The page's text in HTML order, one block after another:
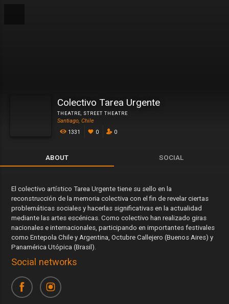
Colectivo Tarea Urgente
THEATRE, STREET THEATRE
Santiago, Chile
1331
0 0
ABOUT SOCIAL
El colectivo artístico Tarea Urgente tiene su sello en la
reconstrucción de la memoria colectiva con el fin de revelar ciertas
problemáticas sociales y hacerlas significativas en la actualidad
mediante las artes escénicas. Como colectivo han realizado giras
nacionales e internacionales, participando en importantes festivales
como Entepola Chile y Argentina, Octubre Callejero (Buenos Aires) y
Panamérica Utópica (Brasil).
Social networks